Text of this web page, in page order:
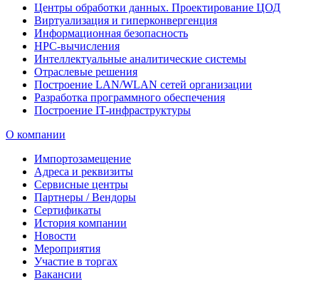
Центры обработки данных. Проектирование ЦОД
Виртуализация и гиперконвергенция
Информационная безопасность
HPC-вычисления
Интеллектуальные аналитические системы
Отраслевые решения
Построение LAN/WLAN сетей организации
Разработка программного обеспечения
Построение IT-инфраструктуры
О компании
Импортозамещение
Адреса и реквизиты
Сервисные центры
Партнеры / Вендоры
Сертификаты
История компании
Новости
Мероприятия
Участие в торгах
Вакансии